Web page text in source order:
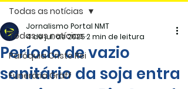
Todas as notícias
Paróquia Cristo Rei
Funerária Gräff
Todas as notícias
Período de vazio
sanitário da soja entra
Jornalismo Portal NMT
4 de jul. de 20252 min de leitura